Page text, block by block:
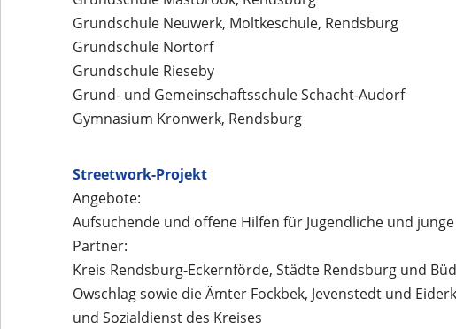
Grundschule Neuwerk, Moltkeschule, Rendsburg
Grundschule Nortorf
Grundschule Rieseby
Grund- und Gemeinschaftsschule Schacht-Audorf
Gymnasium Kronwerk, Rendsburg
Streetwork-Projekt
Angebote:
Aufsuchende und offene Hilfen für Jugendliche und
Partner:
Kreis Rendsburg-Eckernförde, Städte Rendsburg und
Owschlag sowie die Ämter Fockbek, Jevenstedt und
und Sozialdienst des Kreises